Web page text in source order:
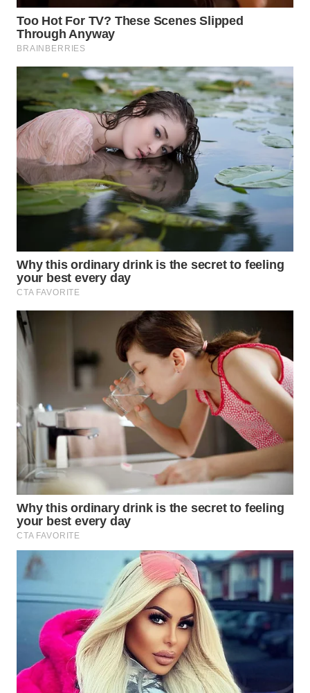
SPORT
WAHANA
WAHANA
SELEB
WAHANA
PERSONA
WAHANA
OTOMOTIF
WAHANA
HEALTH
DESA
WISATA
Wahana
Network
KONSUMEN
LISTRIK
MASYARAKAT
KELISTRIKAN
WALINKI
ID
MAWAKA
ID
MARTABAT
NET